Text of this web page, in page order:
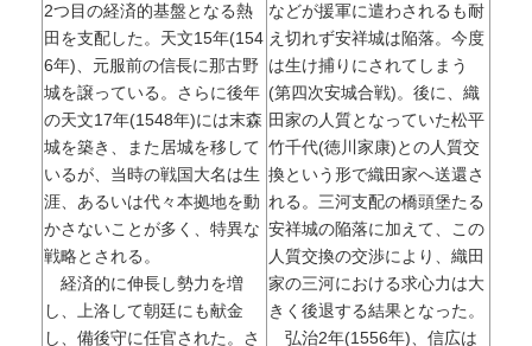
2つ目の経済的基盤となる熱
田を支配した。天文15年(154
6年)、元服前の信長に那古野
城を譲っている。さらに後年
の天文17年(1548年)には末森
城を築き、また居城を移して
いるが、当時の戦国大名は生
涯、あるいは代々本拠地を動
かさないことが多く、特異な
戦略とされる。
経済的に伸長し勢力を増
し、上洛して朝廷にも献金
し、備後守に任官された。さ
などが援軍に遣わされるも耐
え切れず安祥城は陥落。今度
は生け捕りにされてしまう
(第四次安城合戦)。後に、織
田家の人質となっていた松平
竹千代(徳川家康)との人質交
換という形で織田家へ送還さ
れる。三河支配の橋頭堡たる
安祥城の陥落に加えて、この
人質交換の交渉により、織田
家の三河における求心力は大
きく後退する結果となった。
弘治2年(1556年)、信広は